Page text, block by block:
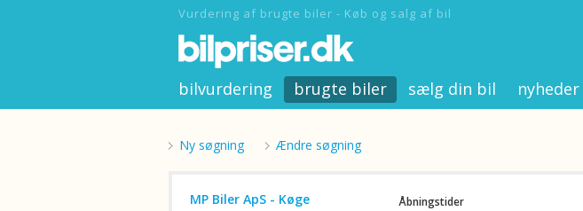
Vurdering af brugte biler - Køb og salg af bil
bilvurdering brugte biler sælg din bil nyheder
Ny søgning Ændre søgning
MP Biler ApS - Køge
Åbningstider